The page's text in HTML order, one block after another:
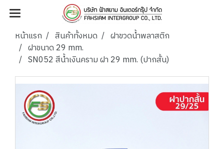
หน้าแรก สินค้าทั้งหมด
ฝาขวดน้ำพลาสติก
ฝาขนาด 29 mm.
SN052 สีน้ำเงินคราม ฝา 29 mm. (ปากสั้น)